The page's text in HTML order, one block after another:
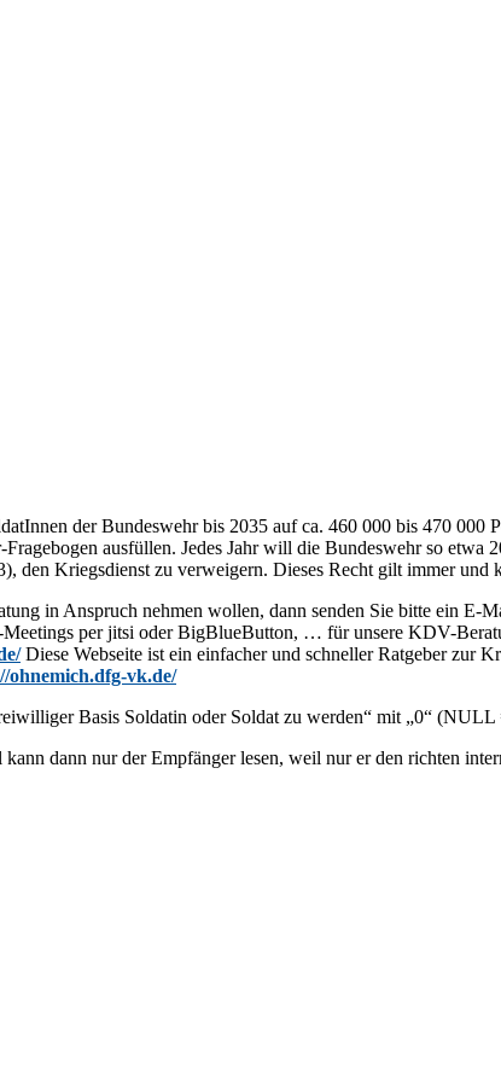
der Bundeswehr bis 2035 auf ca. 460 000 bis 470 000
ausfüllen. Jedes Jahr will die Bundeswehr so etwa
den Kriegsdienst zu verweigern. Dieses Recht gilt immer
in Anspruch nehmen wollen, dann senden Sie bitte ein E-
per jitsi oder BigBlueButton, … für unsere KDV-
Diese Webseite ist ein einfacher und schneller Ratgeber zur
ohnemich.dfg-vk.de/
Basis Soldatin oder Soldat zu werden“ mit „0“ (NULL
dann nur der Empfänger lesen, weil nur er den richten